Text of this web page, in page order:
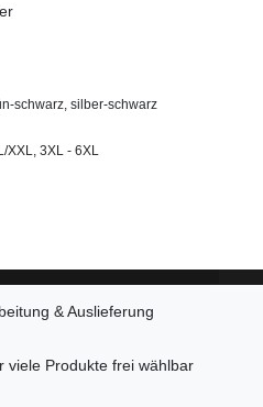
schwarz, silber-schwarz
XXL, 3XL - 6XL
& Auslieferung
viele Produkte frei wählbar